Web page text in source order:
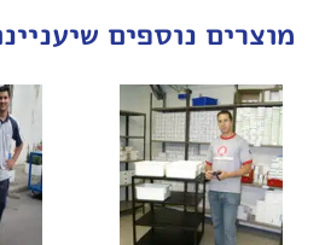
מוצרים נוספים